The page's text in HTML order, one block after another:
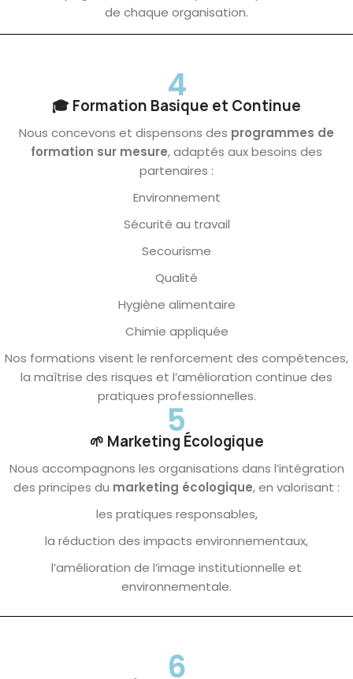
de chaque organisation.
4
🎓 Formation Basique et Continue
Nous concevons et dispensons des programmes de
formation sur mesure, adaptés aux besoins des
partenaires :
Environnement
Sécurité au travail
Secourisme
Qualité
Hygiène alimentaire
Chimie appliquée
Nos formations visent le renforcement des compétences,
la maîtrise des risques et l’amélioration continue des
pratiques professionnelles.
5
🌱 Marketing Écologique
Nous accompagnons les organisations dans l’intégration
des principes du marketing écologique, en valorisant :
les pratiques responsables,
la réduction des impacts environnementaux,
l’amélioration de l’image institutionnelle et
environnementale.
6